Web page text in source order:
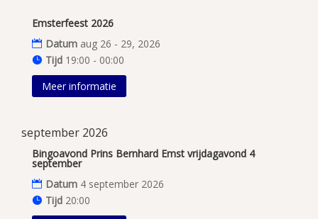
Emsterfeest 2026
Datum aug 26 - 29, 2026
Tijd 19:00 - 00:00
Meer informatie
september 2026
Bingoavond Prins Bernhard Emst vrijdagavond 4
september
Datum 4 september 2026
Tijd 20:00